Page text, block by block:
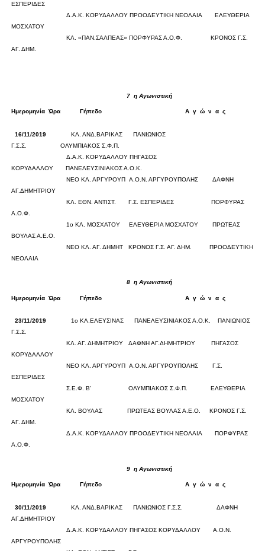
ΕΣΠΕΡΙΔΕΣ
Δ.Α.Κ. ΚΟΡΥΔΑΛΛΟΥ ΠΡΟΟΔΕΥΤΙΚΗ ΝΕΟΛΑΙΑ
ΕΛΕΥΘΕΡΙΑ
ΜΟΣΧΑΤΟΥ
ΚΛ. «ΠΑΝ.ΣΑΛΠΕΑΣ» ΠΟΡΦΥΡΑΣ Α.Ο.Φ.
ΚΡΟΝΟΣ Γ.Σ.
ΑΓ. ΔΗΜ.
7 η Αγωνιστική
Ημερομηνία Ώρα Γήπεδο Α γ ώ ν α ς
16/11/2019
ΚΛ. ΑΝΔ.ΒΑΡΙΚΑΣ
ΠΑΝΙΩΝΙΟΣ
Γ.Σ.Σ.
ΟΛΥΜΠΙΑΚΟΣ Σ.Φ.Π.
Δ.Α.Κ. ΚΟΡΥΔΑΛΛΟΥ ΠΗΓΑΣΟΣ
ΚΟΡΥΔΑΛΛΟΥ
ΠΑΝΕΛΕΥΣΙΝΙΑΚΟΣ Α.Ο.Κ.
ΝΕΟ ΚΛ. ΑΡΓΥΡΟΥΠ Α.Ο.Ν. ΑΡΓΥΡΟΥΠΟΛΗΣ
ΔΑΦΝΗ
ΑΓ.ΔΗΜΗΤΡΙΟΥ
ΚΛ. ΕΘΝ. ΑΝΤΙΣΤ.
Γ.Σ. ΕΣΠΕΡΙΔΕΣ
ΠΟΡΦΥΡΑΣ
Α.Ο.Φ.
1ο ΚΛ. ΜΟΣΧΑΤΟΥ
ΕΛΕΥΘΕΡΙΑ ΜΟΣΧΑΤΟΥ
ΠΡΩΤΕΑΣ
ΒΟΥΛΑΣ Α.Ε.Ο.
ΝΕΟ ΚΛ. ΑΓ. ΔΗΜΗΤ
ΚΡΟΝΟΣ Γ.Σ. ΑΓ. ΔΗΜ.
ΠΡΟΟΔΕΥΤΙΚΗ
ΝΕΟΛΑΙΑ
8 η Αγωνιστική
Ημερομηνία Ώρα Γήπεδο Α γ ώ ν α ς
23/11/2019
1ο ΚΛ.ΕΛΕΥΣΙΝΑΣ ΠΑΝΕΛΕΥΣΙΝΙΑΚΟΣ Α.Ο.Κ.
ΠΑΝΙΩΝΙΟΣ
Γ.Σ.Σ.
ΚΛ. ΑΓ. ΔΗΜΗΤΡΙΟΥ
ΔΑΦΝΗ ΑΓ.ΔΗΜΗΤΡΙΟΥ
ΠΗΓΑΣΟΣ
ΚΟΡΥΔΑΛΛΟΥ
ΝΕΟ ΚΛ. ΑΡΓΥΡΟΥΠ
Α.Ο.Ν. ΑΡΓΥΡΟΥΠΟΛΗΣ
Γ.Σ.
ΕΣΠΕΡΙΔΕΣ
Σ.Ε.Φ. Β'
ΟΛΥΜΠΙΑΚΟΣ Σ.Φ.Π.
ΕΛΕΥΘΕΡΙΑ
ΜΟΣΧΑΤΟΥ
ΚΛ. ΒΟΥΛΑΣ
ΠΡΩΤΕΑΣ ΒΟΥΛΑΣ Α.Ε.Ο.
ΚΡΟΝΟΣ Γ.Σ.
ΑΓ. ΔΗΜ.
Δ.Α.Κ. ΚΟΡΥΔΑΛΛΟΥ ΠΡΟΟΔΕΥΤΙΚΗ ΝΕΟΛΑΙΑ
ΠΟΡΦΥΡΑΣ
Α.Ο.Φ.
9 η Αγωνιστική
Ημερομηνία Ώρα Γήπεδο Α γ ώ ν α ς
30/11/2019
ΚΛ. ΑΝΔ.ΒΑΡΙΚΑΣ ΠΑΝΙΩΝΙΟΣ Γ.Σ.Σ.
ΔΑΦΝΗ
ΑΓ.ΔΗΜΗΤΡΙΟΥ
Δ.Α.Κ. ΚΟΡΥΔΑΛΛΟΥ ΠΗΓΑΣΟΣ ΚΟΡΥΔΑΛΛΟΥ
Α.Ο.Ν.
ΑΡΓΥΡΟΥΠΟΛΗΣ